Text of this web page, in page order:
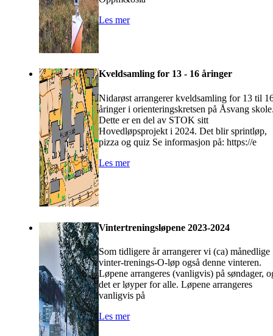
Les mer
Kveldsamling for 13 - 16 åringer
Nidarøst arrangerer kveldsamling for 13 til
åringer i orienteringskretsen på Åsvang
Dette er en del av STOK sitt
Hovedløpsprojekt i 2024. Det blir sprintløp,
pizza og quiz Se informasjon på: https://e
Les mer
Vintertreningsløpene 2023-2024
Som tidligere år arrangerer vi (ca) månedlige
vinter-trenings-O-løp også denne vinteren.
Løpene arrangeres (vanligvis) på søndager,
det er løyper for alle. Løpene arrangeres
vanligvis på
Les mer